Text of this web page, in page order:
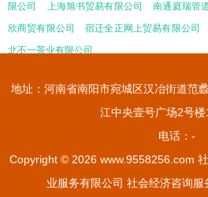
限公司
上海旭书贸易有限公司 南通庭瑞管
欣商贸有限公司
宿迁全正网上贸易有限公司
北不一茶业有限公司
地址：河南省南阳市宛城区汉冶街道范
江中央壹号广场2号
电话：-
Copyright © 2026 www.9558256.com
业服务有限公司 社会经济咨询服